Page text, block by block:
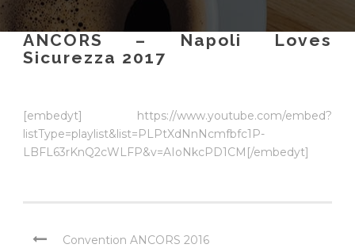
ANCORS – Napoli Loves
Sicurezza 2017
[embedyt] https://www.youtube.com/embed?
listType=playlist&list=PLPtXdNnNcmfbfc1P-
LBFL63rKnQ2cWLFP&v=AIoNkcPD1CM[/embedyt]
Convention ANCORS 2016